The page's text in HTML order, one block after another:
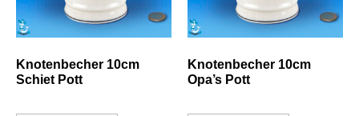
Knotenbecher 10cm
Schiet Pott
Knotenbecher 10cm
Opa’s Pott